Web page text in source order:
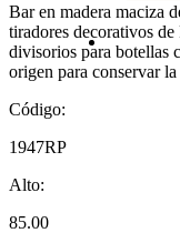
Bar en madera maciza
tiradores decorativos
divisorios para botellas
origen para conservar
Código:
1947RP
Alto:
85.00